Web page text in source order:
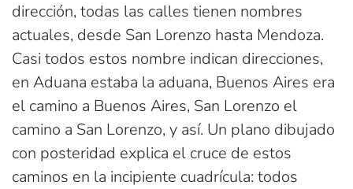
dirección, todas las calles tienen nombres
actuales, desde San Lorenzo hasta Mendoza.
Casi todos estos nombre indican direcciones,
en Aduana estaba la aduana, Buenos Aires era
el camino a Buenos Aires, San Lorenzo el
camino a San Lorenzo, y así. Un plano dibujado
con posteridad explica el cruce de estos
caminos en la incipiente cuadrícula: todos